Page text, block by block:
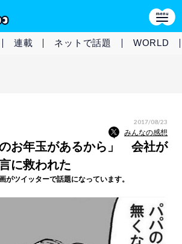
連載 ネットで話題 WORLD
2017/08/23
みんなの感想
のお年玉があるから」 会社が
に救われた
がツイッターで話題になっています。